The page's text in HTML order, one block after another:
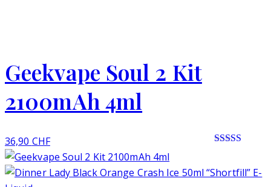
Geekvape Soul 2 Kit
2100mAh 4ml
36,90 CHF